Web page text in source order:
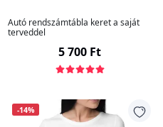
Autó rendszámtábla keret a saját
terveddel
5 700 Ft
-14%